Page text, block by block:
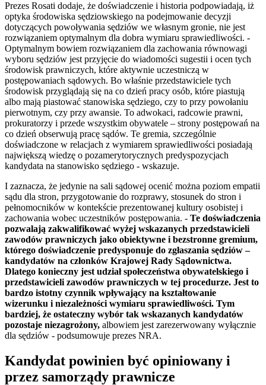
Prezes Rosati dodaje, że doświadczenie i historia podpowiadają, iż
optyka środowiska sędziowskiego na podejmowanie decyzji
dotyczących powoływania sędziów we własnym gronie, nie jest
rozwiązaniem optymalnym dla dobra wymiaru sprawiedliwości. -
Optymalnym bowiem rozwiązaniem dla zachowania równowagi
wyboru sędziów jest przyjęcie do wiadomości sugestii i ocen tych
środowisk prawniczych, które aktywnie uczestniczą w
postępowaniach sądowych. Bo właśnie przedstawiciele tych
środowisk przyglądają się na co dzień pracy osób, które piastują
albo mają piastować stanowiska sędziego, czy to przy powołaniu
pierwotnym, czy przy awansie. To adwokaci, radcowie prawni,
prokuratorzy i przede wszystkim obywatele – strony postępowań na
co dzień obserwują pracę sądów. Te gremia, szczególnie
doświadczone w relacjach z wymiarem sprawiedliwości posiadają
największą wiedzę o pozamerytorycznych predyspozycjach
kandydata na stanowisko sędziego - wskazuje.
I zaznacza, że jedynie na sali sądowej ocenić można poziom empatii
sądu dla stron, przygotowanie do rozprawy, stosunek do stron i
pełnomocników w kontekście prezentowanej kultury osobistej i
zachowania wobec uczestników postępowania. - Te doświadczenia
pozwalają zakwalifikować wyżej wskazanych przedstawicieli
zawodów prawniczych jako obiektywne i bezstronne gremium,
którego doświadczenie predysponuje do zgłaszania sędziów –
kandydatów na członków Krajowej Rady Sądownictwa.
Dlatego konieczny jest udział społeczeństwa obywatelskiego i
przedstawicieli zawodów prawniczych w tej procedurze. Jest to
bardzo istotny czynnik wpływający na kształtowanie
wizerunku i niezależności wymiaru sprawiedliwości. Tym
bardziej, że ostateczny wybór tak wskazanych kandydatów
pozostaje niezagrożony, albowiem jest zarezerwowany wyłącznie
dla sędziów - podsumowuje prezes NRA.
Kandydat powinien być opiniowany i
przez samorządy prawnicze